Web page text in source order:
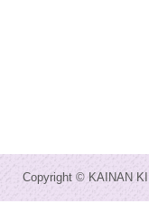
Copyright © KAINAN